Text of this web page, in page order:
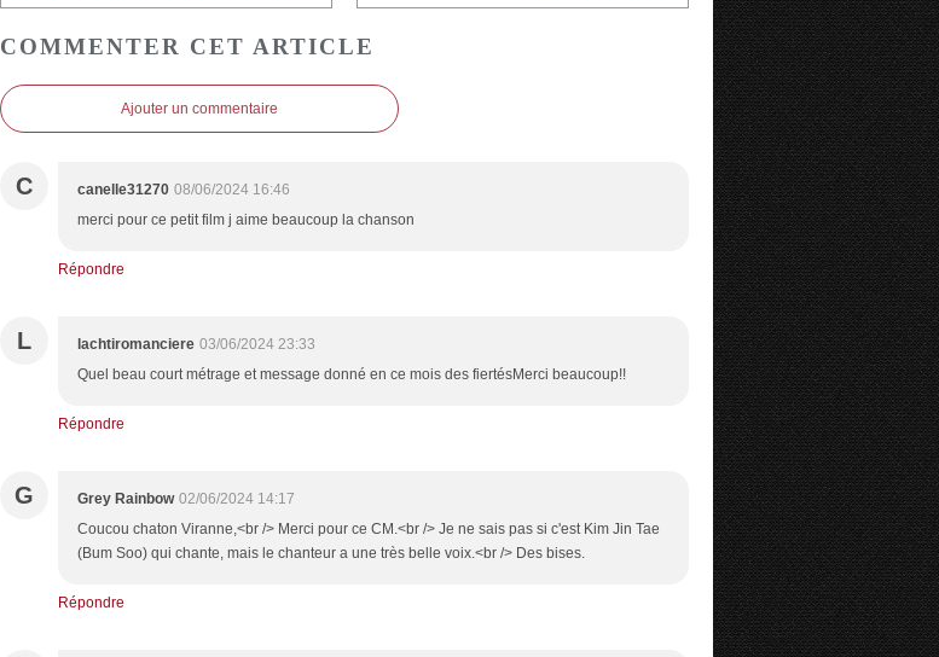
COMMENTER CET ARTICLE
Ajouter un commentaire
C canelle31270 08/06/2024 16:46
merci pour ce petit film j aime beaucoup la chanson
Répondre
L lachtiromanciere 03/06/2024 23:33
Quel beau court métrage et message donné en ce mois des fiertésMerci beaucoup!!
Répondre
G Grey Rainbow 02/06/2024 14:17
Coucou chaton Viranne,<br /> Merci pour ce CM.<br /> Je ne sais pas si c'est Kim Jin Tae
(Bum Soo) qui chante, mais le chanteur a une très belle voix.<br /> Des bises.
Répondre